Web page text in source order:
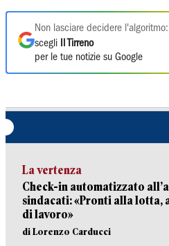
Non lasciare decidere l'algoritmo:
scegli
Il Tirreno
per le tue notizie su Google
La vertenza
Check-in automatizzato
sindacati: «Pronti alla lotta,
di lavoro»
di Lorenzo Carducci